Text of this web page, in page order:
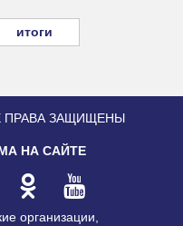
итоги
ПРАВА ЗАЩИЩЕНЫ
НА САЙТЕ
организации,